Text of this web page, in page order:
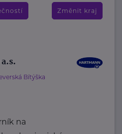
Změnit kraj
Bítýška
na